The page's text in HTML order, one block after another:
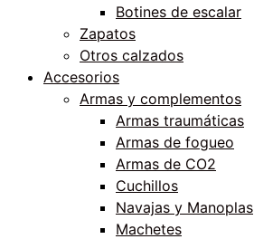
Botines de escalar
Zapatos
Otros calzados
Accesorios
Armas y complementos
Armas traumáticas
Armas de fogueo
Armas de CO2
Cuchillos
Navajas y Manoplas
Machetes